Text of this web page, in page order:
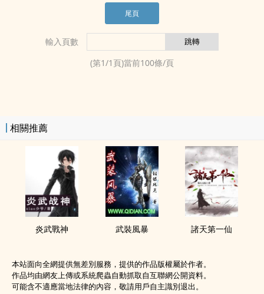
尾頁
輸入頁數
(第1/1 頁)當前100條/頁
相關推薦
炎武戰神 武裝風暴 諸天第一仙
本站面向全網提供無差別服務，提供的作品版權屬於作者。
作品均由網友上傳或系統爬蟲自動抓取自互聯網公開資料。
可能含不適應當地法律的內容，敬請用戶自主識別退出。